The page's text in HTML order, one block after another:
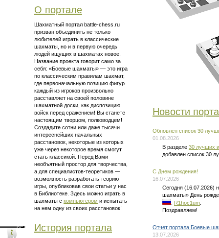
О портале
Шахматный портал battle-chess.ru
призван объединить не только
любителей играть в классические
шахматы, но и в первую очередь
людей ищущих в шахматах новое.
Название проекта говорит само за
себя: «Боевые шахматы» — это игра
по классическим правилам шахмат,
где первоначальную позицию фигур
каждый из игроков произвольно
расставляет на своей половине
шахматной доски, как диспозицию
войск перед сражением! Вы станете
настоящим творцом, полководцем!
Создадите сотни или даже тысячи
интереснейших начальных
расстановок, некоторые из которых
уже через некоторое время смогут
стать классикой. Перед Вами
необъятный простор для творчества,
а для специалистов-теоретиков —
возможность разработать теорию
игры, опубликовав свои статьи у нас
в Библиотеке. Здесь можно играть в
шахматы с компьютером и испытать
на нем одну из своих расстановок!
История портала
Новости
Обновлен список 30
01.08.2026
В разделе 30 лучших
добавлен список 30
C Днем рождения!
16.07.2026
Сегодня (16.07.2026)
шахматы» День
: R1hoc1um
Поздравляем!
Отчет портала Боевые
13.07.2026